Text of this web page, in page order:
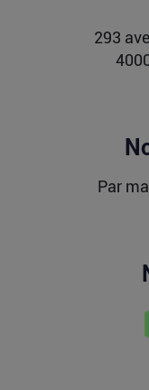
Lire la suite
293
Par